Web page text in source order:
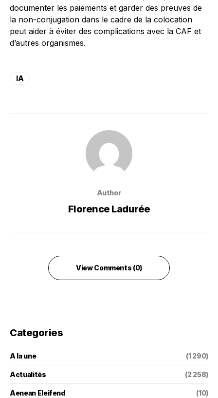
documenter les paiements et garder des preuves de
la non-conjugation dans le cadre de la colocation
peut aider à éviter des complications avec la CAF et
d’autres organismes.
IA
Author
Florence Ladurée
View Comments (0)
Categories
A la une (1 290)
Actualités (2 258)
Aenean Eleifend (10)